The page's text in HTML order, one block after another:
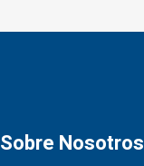
Sobre Nosotros